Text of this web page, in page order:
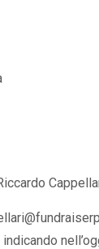
indicando